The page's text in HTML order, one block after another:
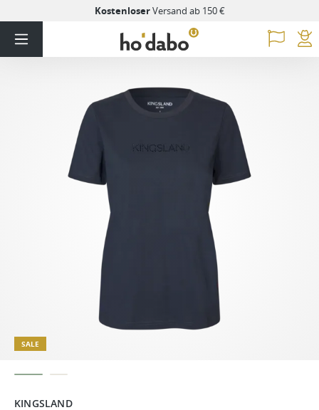
KostenloserVersand ab 150 €
SALE
KINGSLAND